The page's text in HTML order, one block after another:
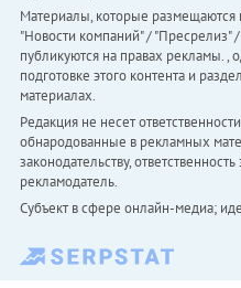
Материалы, которые размещаются
"Новости компаний" / "Пресрелиз"
публикуются на правах рекламы. ,
подготовке этого контента и
материалах.
Редакция не несет
обнародованные в рекламных
законодательству,
рекламодатель.
Субъект в сфере онлайн-медиа;